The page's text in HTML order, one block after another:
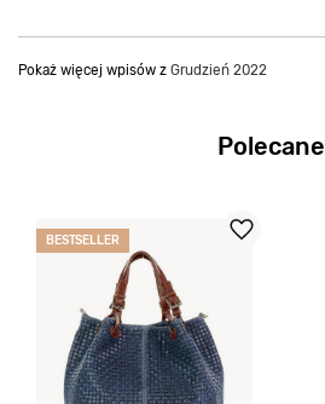
Pokaż więcej wpisów z Grudzień 2022
Polecane
BESTSELLER